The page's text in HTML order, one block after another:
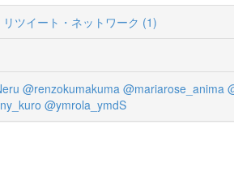
リツイート・ネットワーク (1)
@renzokumakuma @mariarose_anima
@ymrola_ymdS